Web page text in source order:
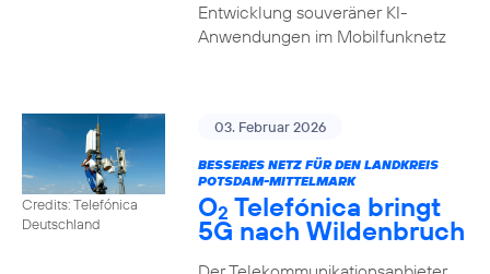
Entwicklung souveräner KI-
Anwendungen im Mobilfunknetz
Credits: Telefónica
Deutschland
03. Februar 2026
BESSERES NETZ FÜR DEN LANDKREIS
POTSDAM-MITTELMARK
O2 Telefónica bringt
5G nach Wildenbruch